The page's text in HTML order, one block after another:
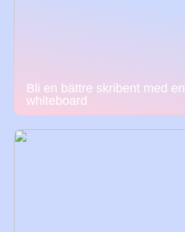
Bli en bättre skribent med en
whiteboard